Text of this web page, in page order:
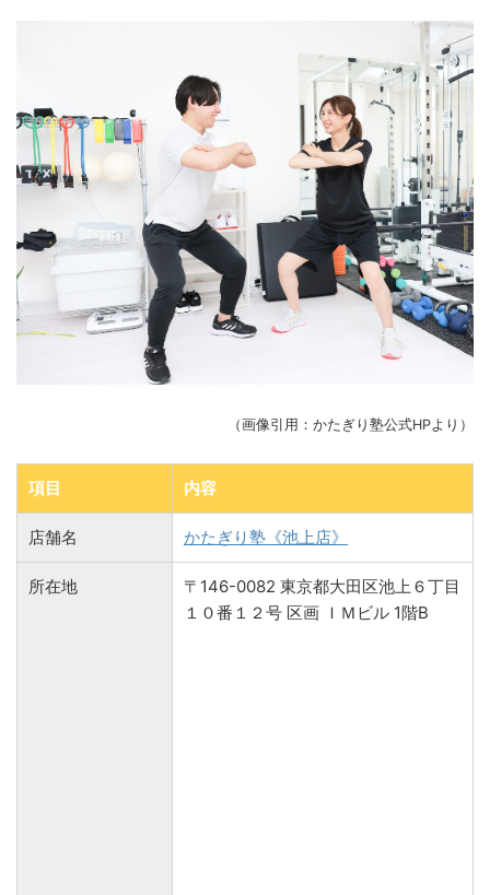
（画像引用：かたぎり塾公式HPより）
項目 内容
店舗名 かたぎり塾《池上店》
所在地
〒146-0082 東京都大田区池上６丁目
１０番１２号 区画 ＩＭビル 1階B